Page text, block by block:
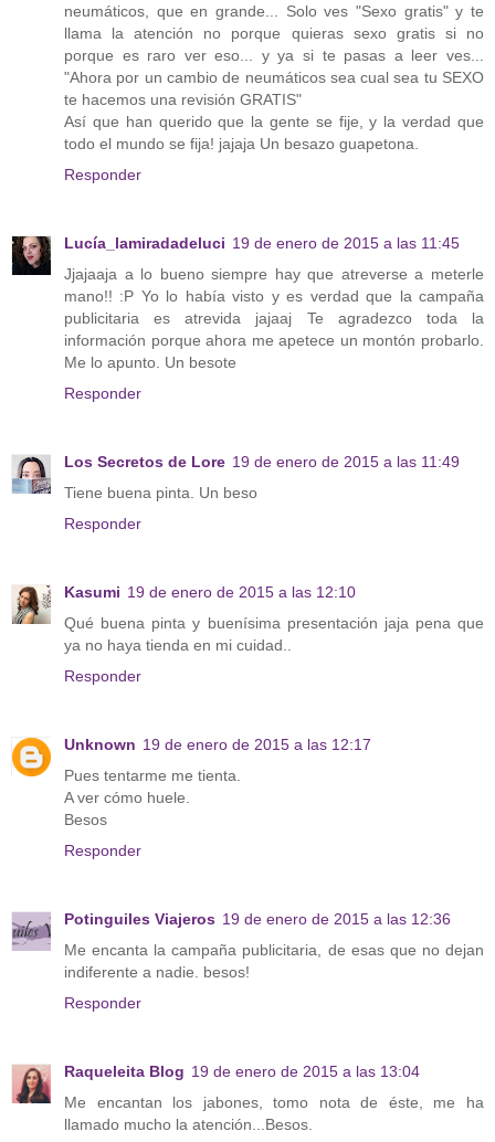
neumáticos, que en grande... Solo ves "Sexo gratis" y te
llama la atención no porque quieras sexo gratis si no
porque es raro ver eso... y ya si te pasas a leer ves...
"Ahora por un cambio de neumáticos sea cual sea tu SEXO
te hacemos una revisión GRATIS"
Así que han querido que la gente se fije, y la verdad que
todo el mundo se fija! jajaja Un besazo guapetona.
Responder
Lucía_lamiradadeluci 19 de enero de 2015 a las 11:45
Jjajaaja a lo bueno siempre hay que atreverse a meterle
mano!! :P Yo lo había visto y es verdad que la campaña
publicitaria es atrevida jajaaj Te agradezco toda la
información porque ahora me apetece un montón probarlo.
Me lo apunto. Un besote
Responder
Los Secretos de Lore 19 de enero de 2015 a las 11:49
Tiene buena pinta. Un beso
Responder
Kasumi 19 de enero de 2015 a las 12:10
Qué buena pinta y buenísima presentación jaja pena que
ya no haya tienda en mi cuidad..
Responder
Unknown 19 de enero de 2015 a las 12:17
Pues tentarme me tienta.
A ver cómo huele.
Besos
Responder
Potinguiles Viajeros 19 de enero de 2015 a las 12:36
Me encanta la campaña publicitaria, de esas que no dejan
indiferente a nadie. besos!
Responder
Raqueleita Blog 19 de enero de 2015 a las 13:04
Me encantan los jabones, tomo nota de éste, me ha
llamado mucho la atención...Besos.